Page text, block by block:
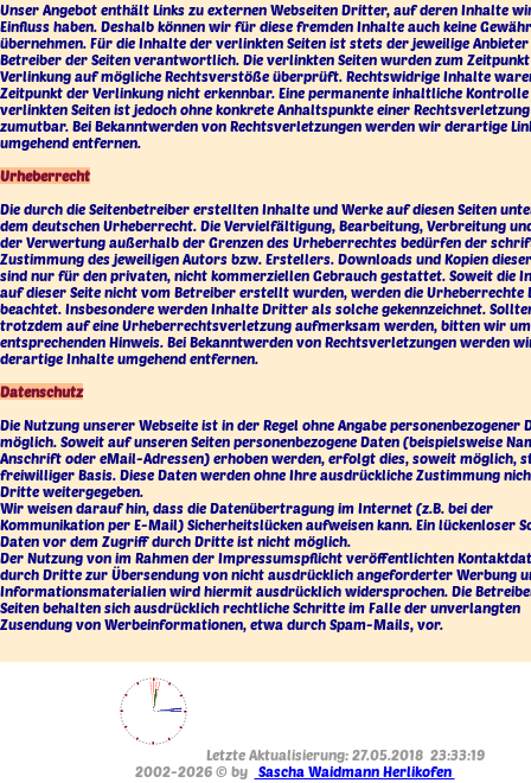
Unser Angebot enthält Links zu externen Webseiten Dritter, auf deren Inhalte
Einfluss haben. Deshalb können wir für diese fremden Inhalte auch keine Gewähr
übernehmen. Für die Inhalte der verlinkten Seiten ist stets der jeweilige
Betreiber der Seiten verantwortlich. Die verlinkten Seiten wurden zum
Verlinkung auf mögliche Rechtsverstöße überprüft. Rechtswidrige Inhalte
Zeitpunkt der Verlinkung nicht erkennbar. Eine permanente inhaltliche
verlinkten Seiten ist jedoch ohne konkrete Anhaltspunkte einer
zumutbar. Bei Bekanntwerden von Rechtsverletzungen werden wir derartige
umgehend entfernen.
Urheberrecht
Die durch die Seitenbetreiber erstellten Inhalte und Werke auf diesen Seiten
dem deutschen Urheberrecht. Die Vervielfältigung, Bearbeitung, Verbreitung
der Verwertung außerhalb der Grenzen des Urheberrechtes bedürfen der
Zustimmung des jeweiligen Autors bzw. Erstellers. Downloads und Kopien
sind nur für den privaten, nicht kommerziellen Gebrauch gestattet. Soweit die
auf dieser Seite nicht vom Betreiber erstellt wurden, werden die
beachtet. Insbesondere werden Inhalte Dritter als solche gekennzeichnet.
trotzdem auf eine Urheberrechtsverletzung aufmerksam werden, bitten wir um
entsprechenden Hinweis. Bei Bekanntwerden von Rechtsverletzungen werden
derartige Inhalte umgehend entfernen.
Datenschutz
Die Nutzung unserer Webseite ist in der Regel ohne Angabe personenbezogener
möglich. Soweit auf unseren Seiten personenbezogene Daten (beispielsweise
Anschrift oder eMail-Adressen) erhoben werden, erfolgt dies, soweit möglich,
freiwilliger Basis. Diese Daten werden ohne Ihre ausdrückliche Zustimmung
Dritte weitergegeben.
Wir weisen darauf hin, dass die Datenübertragung im Internet (z.B. bei der
Kommunikation per E-Mail) Sicherheitslücken aufweisen kann. Ein lückenloser
Daten vor dem Zugriff durch Dritte ist nicht möglich.
Der Nutzung von im Rahmen der Impressumspflicht veröffentlichten
durch Dritte zur Übersendung von nicht ausdrücklich angeforderter Werbung
Informationsmaterialien wird hiermit ausdrücklich widersprochen. Die
Seiten behalten sich ausdrücklich rechtliche Schritte im Falle der unverlangten
Zusendung von Werbeinformationen, etwa durch Spam-Mails, vor.
Letzte Aktualisierung: 27.05.2018 23:33:19
2002-2026 © by
Sascha Waidmann Herlikofen